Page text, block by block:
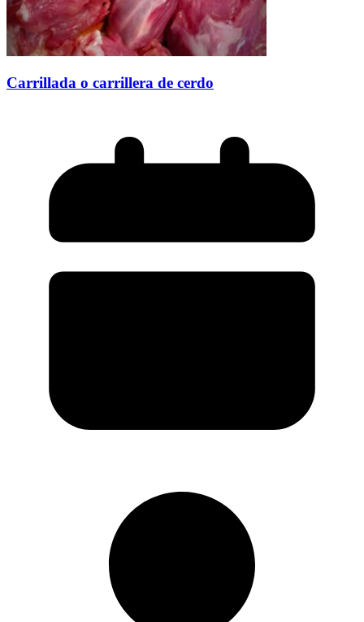
Carrillada o carrillera de cerdo